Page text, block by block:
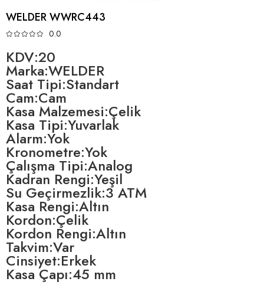
WELDER WWRC443
0.0
KDV:20
Marka:WELDER
Saat Tipi:Standart
Cam:Cam
Kasa Malzemesi:Çelik
Kasa Tipi:Yuvarlak
Alarm:Yok
Kronometre:Yok
Çalışma Tipi:Analog
Kadran Rengi:Yeşil
Su Geçirmezlik:3 ATM
Kasa Rengi:Altın
Kordon:Çelik
Kordon Rengi:Altın
Takvim:Var
Cinsiyet:Erkek
Kasa Çapı:45 mm